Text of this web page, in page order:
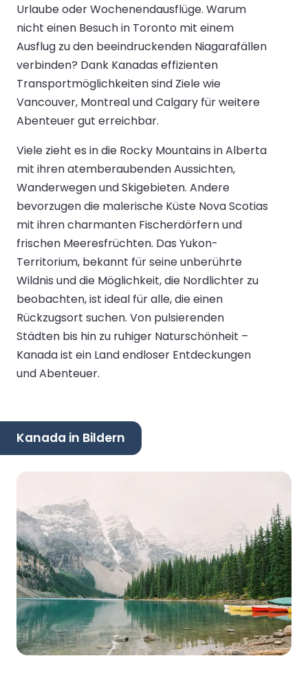
Urlaube oder Wochenendausflüge. Warum
nicht einen Besuch in Toronto mit einem
Ausflug zu den beeindruckenden Niagarafällen
verbinden? Dank Kanadas effizienten
Transportmöglichkeiten sind Ziele wie
Vancouver, Montreal und Calgary für weitere
Abenteuer gut erreichbar.
Viele zieht es in die Rocky Mountains in Alberta
mit ihren atemberaubenden Aussichten,
Wanderwegen und Skigebieten. Andere
bevorzugen die malerische Küste Nova Scotias
mit ihren charmanten Fischerdörfern und
frischen Meeresfrüchten. Das Yukon-
Territorium, bekannt für seine unberührte
Wildnis und die Möglichkeit, die Nordlichter zu
beobachten, ist ideal für alle, die einen
Rückzugsort suchen. Von pulsierenden
Städten bis hin zu ruhiger Naturschönheit –
Kanada ist ein Land endloser Entdeckungen
und Abenteuer.
Kanada in Bildern